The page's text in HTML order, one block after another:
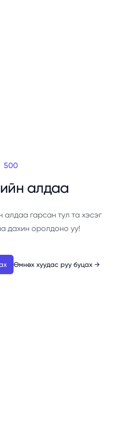
500
алдаа
гарсан тул та хэсэг
дахин оролдоно уу!
Өмнөх хуудас руу буцах →